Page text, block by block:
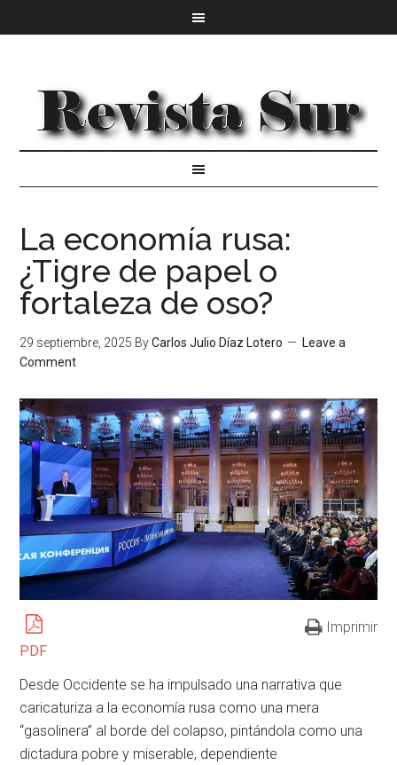
La economía rusa:
¿Tigre de papel o
fortaleza de oso?
29 septiembre, 2025 ByCarlos Julio Díaz Lotero
Leave a
Comment
PDF
Imprimir
Desde Occidente se ha impulsado una narrativa que
caricaturiza a la economía rusa como una mera
“gasolinera” al borde del colapso, pintándola como una
dictadura pobre y miserable, dependiente